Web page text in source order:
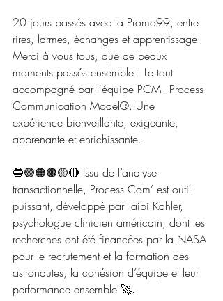
20 jours passés avec la Promo99, entre
rires, larmes, échanges et apprentissage.
Merci à vous tous, que de beaux
moments passés ensemble ! Le tout
accompagné par l'équipe PCM - Process
Communication Model®. Une
expérience bienveillante, exigeante,
apprenante et enrichissante.
🔵🟣🟠🟤🟡🔴 Issu de l’analyse
transactionnelle, Process Com’ est outil
puissant, développé par Taibi Kahler,
psychologue clinicien américain, dont les
recherches ont été financées par la NASA
pour le recrutement et la formation des
astronautes, la cohésion d’équipe et leur
performance ensemble 🚀.